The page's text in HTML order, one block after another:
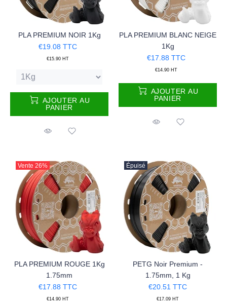
PLA PREMIUM NOIR 1Kg
€19.08 TTC
€15.90 HT
AJOUTER AU
PANIER
PLA PREMIUM BLANC NEIGE
1Kg
€17.88 TTC
€14.90 HT
AJOUTER AU
PANIER
Vente 26%
PLA PREMIUM ROUGE 1Kg
1.75mm
€17.88 TTC
€14.90 HT
Épuisé
PETG Noir Premium -
1.75mm, 1 Kg
€20.51 TTC
€17.09 HT